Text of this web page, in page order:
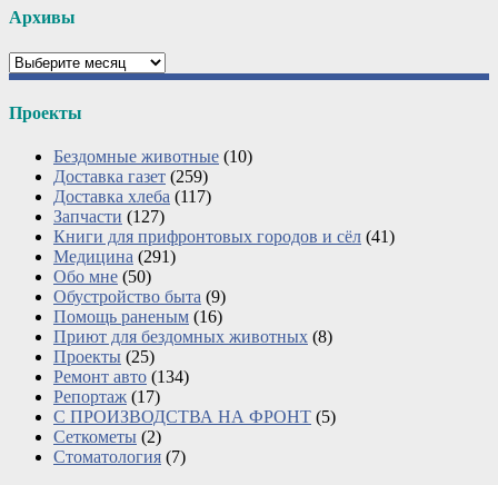
Архивы
Архивы
Проекты
Бездомные животные (10)
Доставка газет (259)
Доставка хлеба (117)
Запчасти (127)
Книги для прифронтовых городов и сёл (41)
Медицина (291)
Обо мне (50)
Обустройство быта (9)
Помощь раненым (16)
Приют для бездомных животных (8)
Проекты (25)
Ремонт авто (134)
Репортаж (17)
С ПРОИЗВОДСТВА НА ФРОНТ (5)
Сеткометы (2)
Стоматология (7)